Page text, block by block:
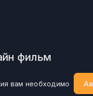
фильм
вам необходимо